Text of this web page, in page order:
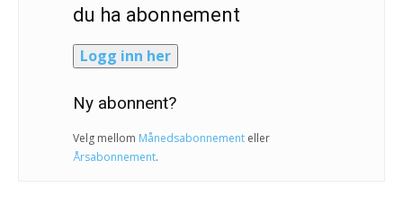
du ha abonnement
Logg inn her
Ny abonnent?
Velg mellom Månedsabonnement eller
Årsabonnement.